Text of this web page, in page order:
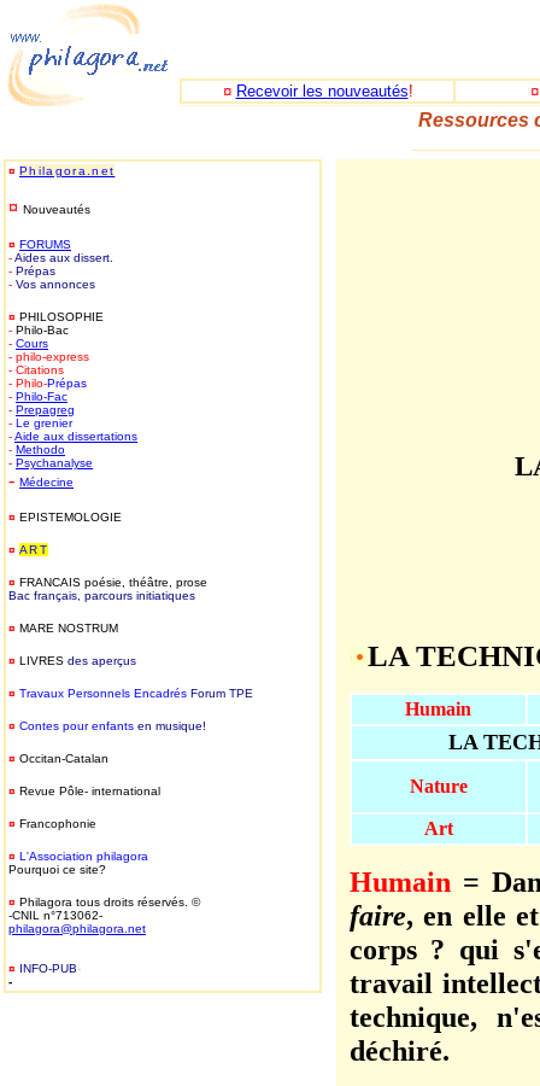
¤ Recevoir les nouveautés!
Ressources
¤ Philagora.net
¤ Nouveautés
¤ FORUMS
-Aides aux dissert.
- Prépas
- Vos annonces
¤ PHILOSOPHIE
- Philo-Bac
- Cours
- philo-express
- Citations
- Philo-Prépas
- Philo-Fac
- Prepagreg
- Le grenier
-Aide aux dissertations
- Methodo
- Psychanalyse
- Médecine
¤ EPISTEMOLOGIE
¤ ART
¤ FRANCAIS poésie, théâtre, prose
Bac français, parcours initiatiques
¤ MARE NOSTRUM
¤ LIVRES des aperçus
¤ Travaux Personnels Encadrés Forum TPE
¤ Contes pour enfants en musique!
¤ Occitan-Catalan
¤ Revue Pôle- international
¤ Francophonie
¤ L'Association philagora
Pourquoi ce site?
¤ Philagora tous droits réservés. ©
-CNIL n°713062-
philagora@philagora.net
¤ INFO-PUB-
-
LA
Humain
LA
Nature
Art
Humain =
faire, en elle
corps ? qui
travail
technique,
déchiré.